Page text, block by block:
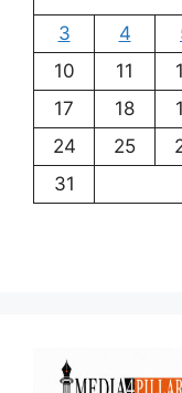
3
4
10
11
17
18
24
25
31